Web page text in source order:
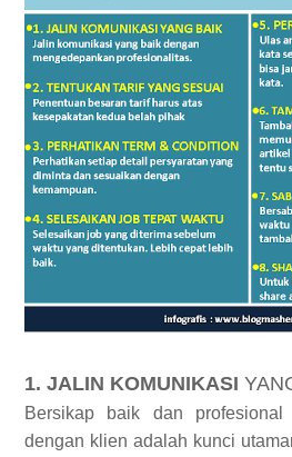
1. JALIN KOMUNIKASI
Bersikap baik dan profesional
dengan klien adalah kunci